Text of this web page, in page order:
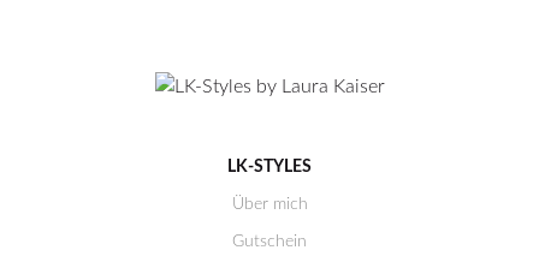
LK-STYLES
Über mich
Gutschein